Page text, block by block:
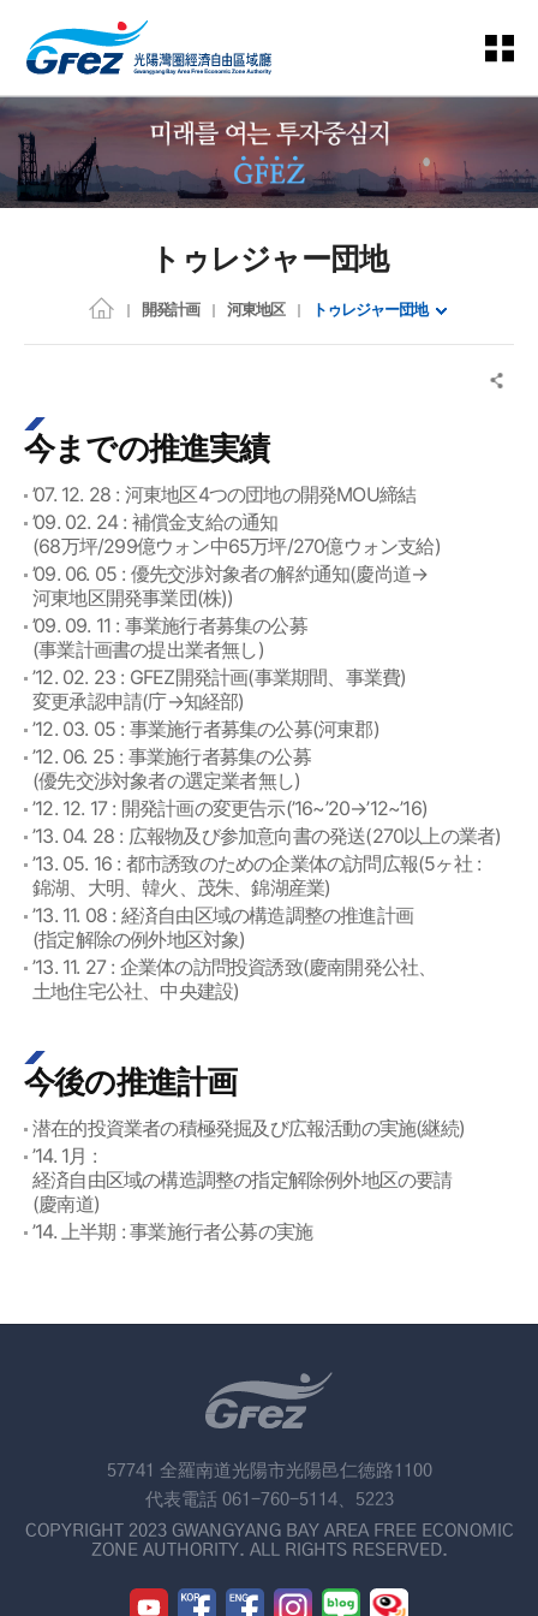
トゥレジャー団地
開発計画 河東地区 トゥレジャー団地
今までの推進実績
’07. 12. 28 : 河東地区4つの団地の開発MOU締結
’09. 02. 24 : 補償金支給の通知
(68万坪/299億ウォン中65万坪/270億ウォン支給)
’09. 06. 05 : 優先交渉対象者の解約通知(慶尚道→
河東地区開発事業団(株))
’09. 09. 11 : 事業施行者募集の公募
(事業計画書の提出業者無し)
’12. 02. 23 : GFEZ開発計画(事業期間、事業費)
変更承認申請(庁→知経部)
’12. 03. 05 : 事業施行者募集の公募(河東郡)
’12. 06. 25 : 事業施行者募集の公募
(優先交渉対象者の選定業者無し)
’12. 12. 17 : 開発計画の変更告示(’16~’20→’12~’16)
’13. 04. 28 : 広報物及び参加意向書の発送(270以上の業者)
’13. 05. 16 : 都市誘致のための企業体の訪問広報(5ヶ社 :
錦湖、大明、韓火、茂朱、錦湖産業)
’13. 11. 08 : 経済自由区域の構造調整の推進計画
(指定解除の例外地区対象)
’13. 11. 27 : 企業体の訪問投資誘致(慶南開発公社、
土地住宅公社、中央建設)
今後の推進計画
潜在的投資業者の積極発掘及び広報活動の実施(継続)
’14. 1月 :
経済自由区域の構造調整の指定解除例外地区の要請
(慶南道)
’14. 上半期 : 事業施行者公募の実施
57741 全羅南道光陽市光陽邑仁徳路1100
代表電話 061-760-5114、5223
COPYRIGHT 2023 GWANGYANG BAY AREA FREE ECONOMIC
ZONE AUTHORITY. ALL RIGHTS RESERVED.